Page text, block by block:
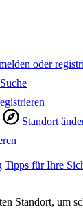
oder
Suche
Standort
Tipps für Ihre
Standort, um